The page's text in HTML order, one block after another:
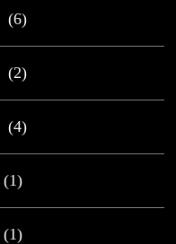
(6)
(2)
(4)
(1)
(1)